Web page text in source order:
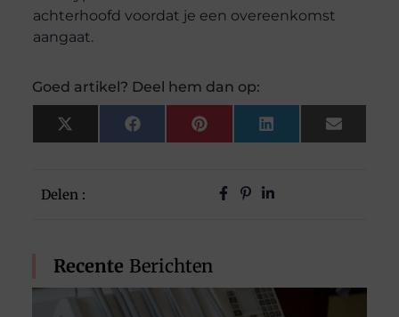
Delen :
Recente Berichten
achterhoofd voordat je een overeenkomst
aangaat.
Goed artikel? Deel hem dan op:
X
(Twitter)
FacebookPinterestLinkedInEmail